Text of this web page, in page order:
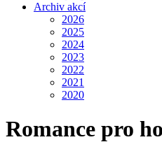
Archiv akcí
2026
2025
2024
2023
2022
2021
2020
Romance pro